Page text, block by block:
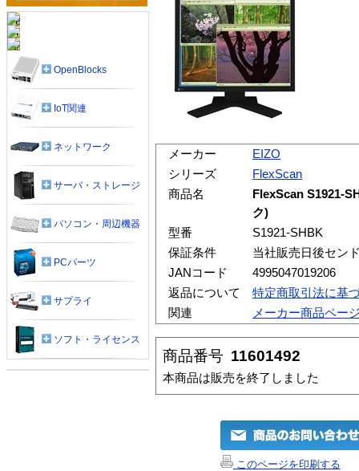
メーカー
EIZO
シリーズ
FlexScan
商品名
FlexScan S1921-
ク)
型番
S1921-SHBK
保証条件
当社販売日後セン
JANコード
4995047019206
返品について
特定商取引法に基
関連
メーカー商品ペー
商品番号 11601492
本商品は販売を終了しました
このページを印刷する
OpenBlocks
IoT関連
ネットワーク
サーバ・ストレージ
パソコン・周辺機器
PCパーツ
サプライ
ソフト・ライセンス